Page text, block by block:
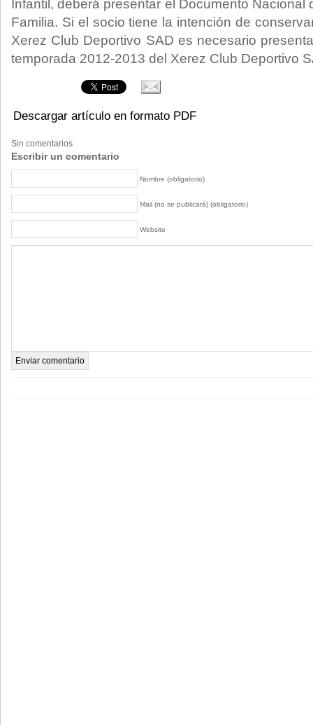
Infantil, deberá presentar el Documento Nacional
Familia. Si el socio tiene la intención de
Xerez Club Deportivo SAD es necesario
temporada 2012-2013 del Xerez Club Deportivo
Descargar artículo en formato PDF
Sin comentarios
Escribir un comentario
Nombre (obligatorio)
Mail (no se publicará) (obligatorio)
Website